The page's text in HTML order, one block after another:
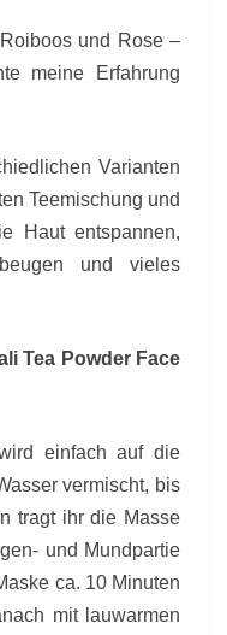
und Rose –
meine Erfahrung
Varianten
Teemischung und
Haut entspannen,
und vieles
Tea Powder Face
einfach auf die
vermischt, bis
tragt ihr die Masse
und Mundpartie
ca. 10 Minuten
mit lauwarmen